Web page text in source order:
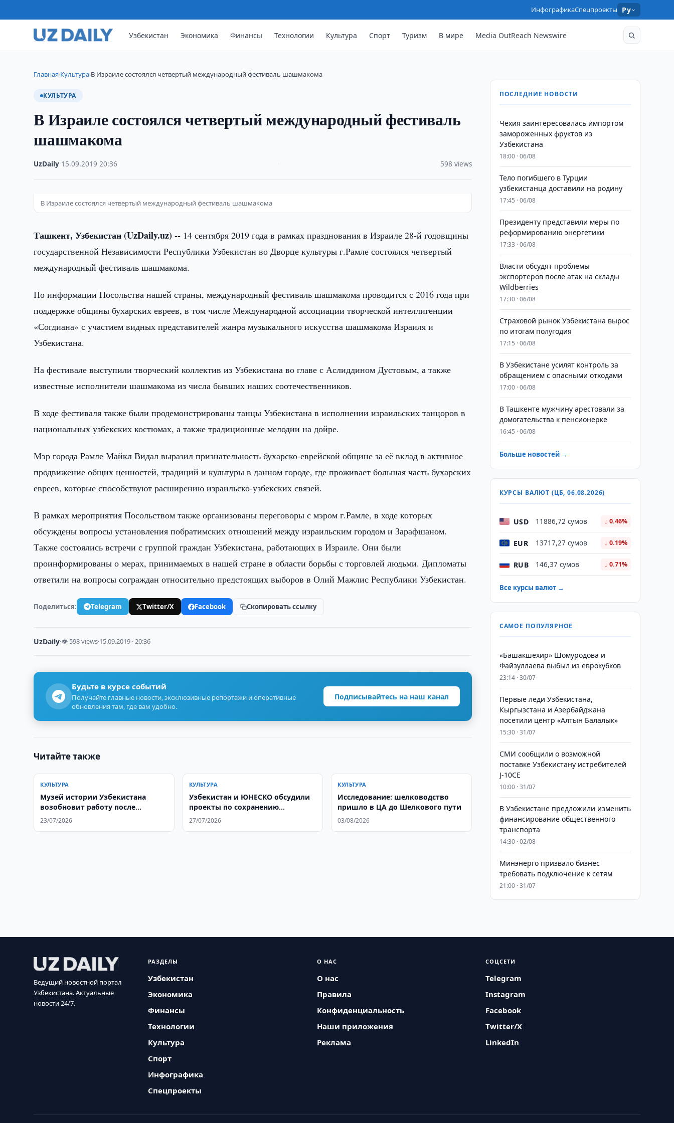
ИнфографикаСпецпроекты Ру
Узбекистан Экономика Финансы Технологии Культура Спорт Туризм В мире Media OutReach Newswire
Главная›Культура›В Израиле состоялся четвертый международный фестиваль шашмакома
КУЛЬТУРА
В Израиле состоялся четвертый международный фестиваль
шашмакома
UzDaily 15.09.2019 ·20:36 598 views
В Израиле состоялся четвертый международный фестиваль шашмакома
Ташкент, Узбекистан (UzDaily.uz) -- 14 сентября 2019 года в рамках празднования в Израиле 28-й годовщины
государственной Независимости Республики Узбекистан во Дворце культуры г.Рамле состоялся четвертый
международный фестиваль шашмакома.
По информации Посольства нашей страны, международный фестиваль шашмакома проводится с 2016 года при
поддержке общины бухарских евреев, в том числе Международной ассоциации творческой интеллигенции
«Согдиана» с участием видных представителей жанра музыкального искусства шашмакома Израиля и
Узбекистана.
На фестивале выступили творческий коллектив из Узбекистана во главе с Аслиддином Дустовым, а также
известные исполнители шашмакома из числа бывших наших соотечественников.
В ходе фестиваля также были продемонстрированы танцы Узбекистана в исполнении израильских танцоров в
национальных узбекских костюмах, а также традиционные мелодии на дойре.
Мэр города Рамле Майкл Видал выразил признательность бухарско-еврейской общине за её вклад в активное
продвижение общих ценностей, традиций и культуры в данном городе, где проживает большая часть бухарских
евреев, которые способствуют расширению израильско-узбекских связей.
В рамках мероприятия Посольством также организованы переговоры с мэром г.Рамле, в ходе которых
обсуждены вопросы установления побратимских отношений между израильским городом и Зарафшаном.
Также состоялись встречи с группой граждан Узбекистана, работающих в Израиле. Они были
проинформированы о мерах, принимаемых в нашей стране в области борьбы с торговлей людьми. Дипломаты
ответили на вопросы сограждан относительно предстоящих выборов в Олий Мажлис Республики Узбекистан.
Поделиться: Telegram Twitter/X Facebook Скопировать ссылку
UzDaily·👁 598 views·15.09.2019 · 20:36
Будьте в курсе событий
Получайте главные новости, эксклюзивные репортажи и оперативные
обновления там, где вам удобно.
Подписывайтесь на наш канал
Читайте также
КУЛЬТУРА
Музей истории Узбекистана
возобновит работу после
реконструкции
23/07/2026
КУЛЬТУРА
Узбекистан и ЮНЕСКО обсудили
проекты по сохранению
культурного наследия
27/07/2026
КУЛЬТУРА
Исследование: шелководство
пришло в ЦА до Шелкового пути
03/08/2026
ПОСЛЕДНИЕ НОВОСТИ
Чехия заинтересовалась импортом
замороженных фруктов из
Узбекистана
18:00 · 06/08
Тело погибшего в Турции
узбекистанца доставили на родину
17:45 · 06/08
Президенту представили меры по
реформированию энергетики
17:33 · 06/08
Власти обсудят проблемы
экспортеров после атак на склады
Wildberries
17:30 · 06/08
Страховой рынок Узбекистана вырос
по итогам полугодия
17:15 · 06/08
В Узбекистане усилят контроль за
обращением с опасными отходами
17:00 · 06/08
В Ташкенте мужчину арестовали за
домогательства к пенсионерке
16:45 · 06/08
Больше новостей →
КУРСЫ ВАЛЮТ (ЦБ, 06.08.2026)
USD 11886,72 сумов ↓ 0.46%
EUR 13717,27 сумов ↓ 0.19%
RUB 146,37 сумов ↓ 0.71%
Все курсы валют →
САМОЕ ПОПУЛЯРНОЕ
«Башакшехир» Шомуродова и
Файзуллаева выбыл из еврокубков
23:14 · 30/07
Первые леди Узбекистана,
Кыргызстана и Азербайджана
посетили центр «Алтын Балалык»
15:30 · 31/07
СМИ сообщили о возможной
поставке Узбекистану истребителей
J-10CE
10:00 · 31/07
В Узбекистане предложили изменить
финансирование общественного
транспорта
14:30 · 02/08
Минэнерго призвало бизнес
требовать подключение к сетям
21:00 · 31/07
Ведущий новостной портал
Узбекистана. Актуальные
новости 24/7.
РАЗДЕЛЫ
Узбекистан
Экономика
Финансы
Технологии
Культура
Спорт
Инфографика
Спецпроекты
О НАС
О нас
Правила
Конфиденциальность
Наши приложения
Реклама
СОЦСЕТИ
Telegram
Instagram
Facebook
Twitter/X
LinkedIn